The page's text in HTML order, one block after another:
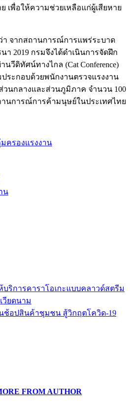
เพื่อให้ความช่วยเหลือแก่ผู้เสียหาย
า จากสถานการณ์การแพร่ระบาด
า 2019 กรมจึงได้ดำเนินการจัดฝึก
วีดิทัศน์ทางไกล (Cat Conference)
ระกอบด้วยพนักงานตรวจแรงงาน
วนกลางและส่วนภูมิภาค จำนวน 100
นการณ์การค้ามนุษย์ในประเทศไทย
ครองแรงงาน
น
ห้บริการคาราโอเกะแบบคลาวด์สตรีม
วียดนาม
นช้อปสินค้าชุมชน สู้วิกฤตโควิด-19
FROM AUTHOR